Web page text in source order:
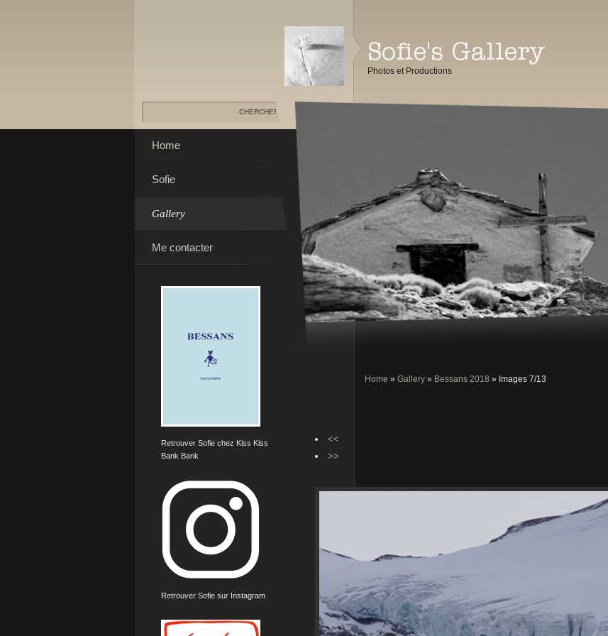
Photos et Productions
Home » Gallery» Bessans 2018 » Images 7/13
<<
>>
Home
Sofie
Gallery
Me contacter
Retrouver Sofie chez Kiss Kiss
Bank Bank
Retrouver Sofie sur Instagram